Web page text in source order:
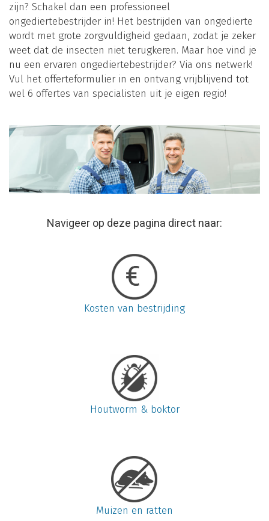
zijn? Schakel dan een professioneel
ongediertebestrijder in! Het bestrijden van ongedierte
wordt met grote zorgvuldigheid gedaan, zodat je zeker
weet dat de insecten niet terugkeren. Maar hoe vind je
nu een ervaren ongediertebestrijder? Via ons netwerk!
Vul het offerteformulier in en ontvang vrijblijvend tot
wel 6 offertes van specialisten uit je eigen regio!
Navigeer op deze pagina direct naar:
Kosten van bestrijding
Houtworm & boktor
Muizen en ratten